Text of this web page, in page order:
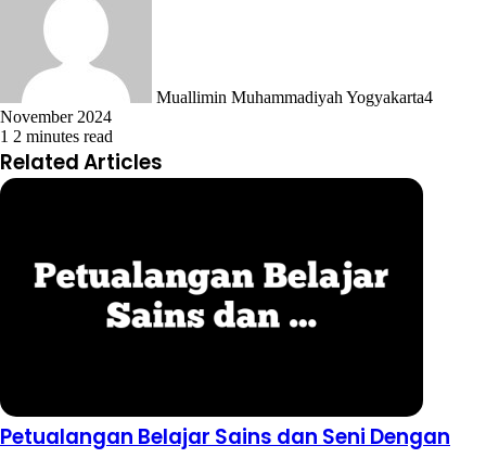
Muallimin Muhammadiyah Yogyakarta4
November 2024
1 2 minutes read
Related Articles
Petualangan Belajar Sains dan Seni Dengan